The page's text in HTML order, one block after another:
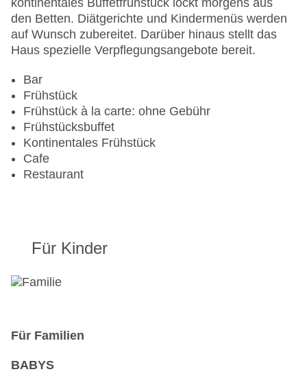
Lift
Anzahl der Konferenzräume: 1
Anzahl der Aufzüge: 1
Zimmerservice
Sonnenterrasse
Gesamtanzahl der Stockwerke: 11
Gesamtanzahl der Zimmer: 129
Pools:Indoor Pool, Outdoor Pool, Sonnenschirme
am Pool, Liegen am Pool
Zahlungsarten: American Express, Diners Club,
kontinentales Buffetfrühstück lockt morgens aus
den Betten. Diätgerichte und Kindermenüs werden
auf Wunsch zubereitet. Darüber hinaus stellt das
Haus spezielle Verpflegungsangebote bereit.
Bar
Frühstück
Frühstück à la carte: ohne Gebühr
Frühstücksbuffet
Kontinentales Frühstück
Cafe
Restaurant
Für Kinder
Für Familien
BABYS